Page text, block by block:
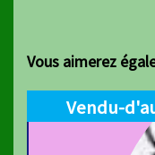
Vous aimerez